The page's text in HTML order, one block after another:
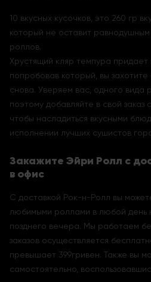
10 вкусных кусочков, это 260 гр
который не оставит
роллов.
Хрустящий кляр темпура
попробовав который, вы захотите
снова. Уверяем вас, одного вида
поэтому добавляйте в свой заказ
чтобы насладиться вкусными
исполнении лучших сушистов
Закажите Эйри Ролл с
в офис
С доставкой Рок-н-Ролл вы
любимыми роллами в любой день
позднего вечера. Мы работаем
заказов осуществляется
превышает 399гривен. Также вы
самостоятельно,